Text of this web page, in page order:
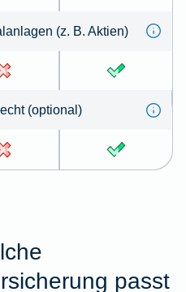
(z. B. Aktien)
(optional)
passt